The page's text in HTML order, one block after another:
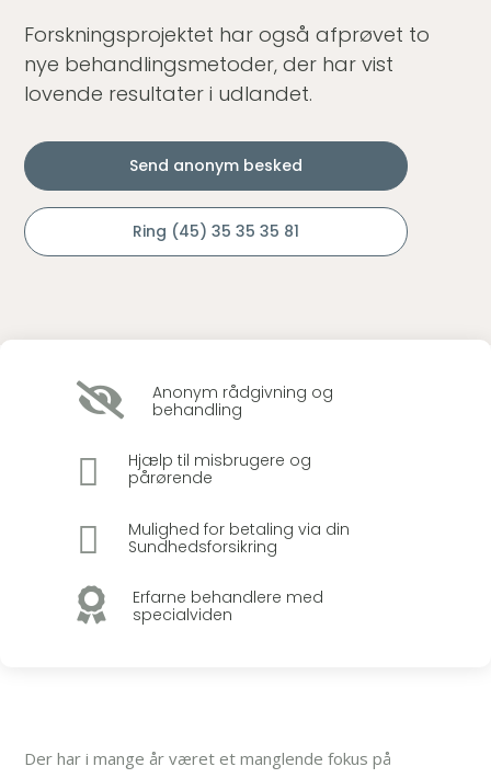
Forskningsprojektet har også afprøvet to
nye behandlingsmetoder, der har vist
lovende resultater i udlandet.
Send anonym besked
Ring (45) 35 35 35 81

Anonym rådgivning og
behandling

Hjælp til misbrugere og
pårørende

Mulighed for betaling via din
Sundhedsforsikring

Erfarne behandlere med
specialviden
Der har i mange år været et manglende fokus på